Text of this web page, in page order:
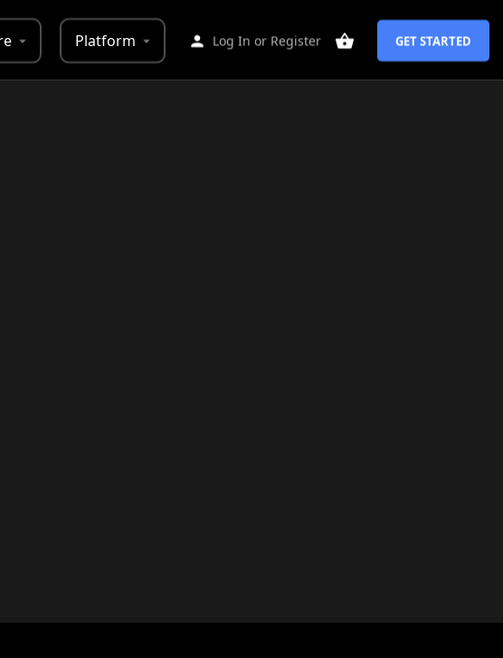
Platform Log In or Register GET STARTED